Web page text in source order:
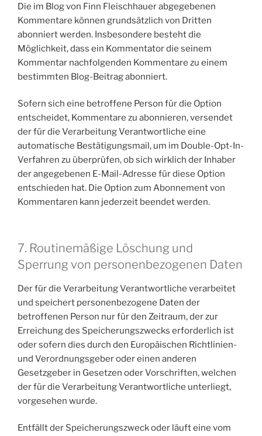
Die im Blog von Finn Fleischhauer abgegebenen
Kommentare können grundsätzlich von Dritten
abonniert werden. Insbesondere besteht die
Möglichkeit, dass ein Kommentator die seinem
Kommentar nachfolgenden Kommentare zu einem
bestimmten Blog-Beitrag abonniert.
Sofern sich eine betroffene Person für die Option
entscheidet, Kommentare zu abonnieren, versendet
der für die Verarbeitung Verantwortliche eine
automatische Bestätigungsmail, um im Double-Opt-In-
Verfahren zu überprüfen, ob sich wirklich der Inhaber
der angegebenen E-Mail-Adresse für diese Option
entschieden hat. Die Option zum Abonnement von
Kommentaren kann jederzeit beendet werden.
7. Routinemäßige Löschung und
Sperrung von personenbezogenen Daten
Der für die Verarbeitung Verantwortliche verarbeitet
und speichert personenbezogene Daten der
betroffenen Person nur für den Zeitraum, der zur
Erreichung des Speicherungszwecks erforderlich ist
oder sofern dies durch den Europäischen Richtlinien-
und Verordnungsgeber oder einen anderen
Gesetzgeber in Gesetzen oder Vorschriften, welchen
der für die Verarbeitung Verantwortliche unterliegt,
vorgesehen wurde.
Entfällt der Speicherungszweck oder läuft eine vom